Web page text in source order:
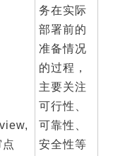
务在实际
部署前的
准备情况
的过程，
主要关注
可行性、
可靠性、
安全性等